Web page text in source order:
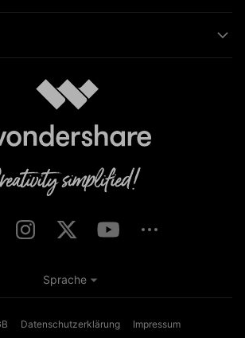
Datenschutzerklärung Impressum
Sprache